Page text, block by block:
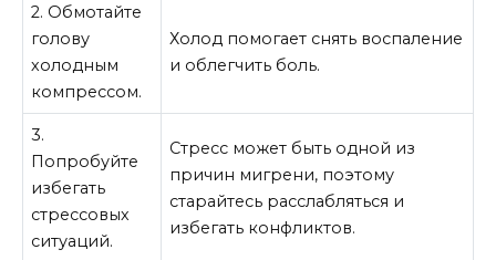
2. Обмотайте
голову
холодным
компрессом.
Холод помогает снять воспаление
и облегчить боль.
3.
Попробуйте
избегать
стрессовых
ситуаций.
Стресс может быть одной из
причин мигрени, поэтому
старайтесь расслабляться и
избегать конфликтов.